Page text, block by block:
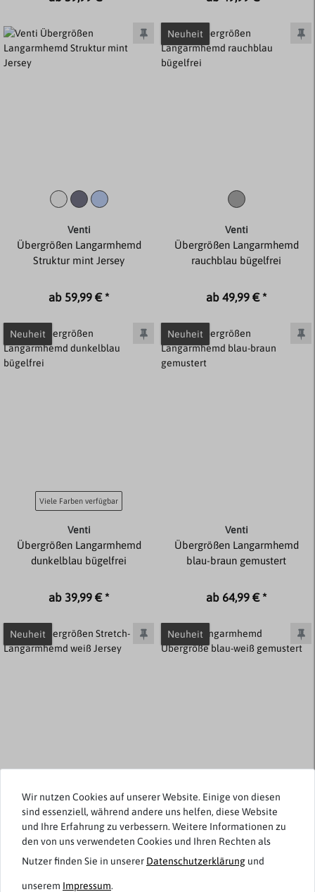
Venti
Übergrößen Langarmhemd
Struktur mint Jersey
ab 59,99 € *
Neuheit
Venti
Übergrößen Langarmhemd
rauchblau bügelfrei
ab 49,99 € *
Viele Farben verfügbar
Neuheit
Venti
Übergrößen Langarmhemd
dunkelblau bügelfrei
ab 39,99 € *
Neuheit
Venti
Übergrößen Langarmhemd
blau-braun gemustert
ab 64,99 € *
Viele Farben verfügbar
Neuheit
Venti
Übergrößen Stretch-
Langarmhemd weiß Jersey
Neuheit
Venti
Langarmhemd Übergröße
blau-weiß gemustert
Wir nutzen Cookies auf unserer Website. Einige von diesen
sind essenziell, während andere uns helfen, diese Website
und Ihre Erfahrung zu verbessern. Weitere Informationen zu
den von uns verwendeten Cookies und Ihren Rechten als
Nutzer finden Sie in unserer Daten­schutz­erklärung und
unserem Impressum.